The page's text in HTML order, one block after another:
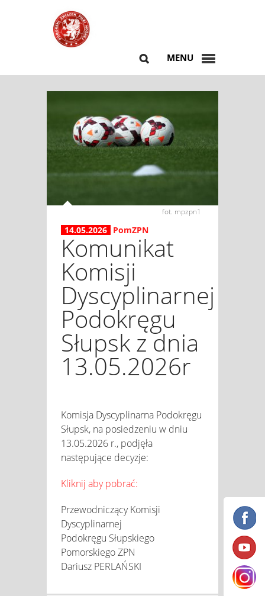
MENU
fot. mpzpn1
14.05.2026 PomZPN
Komunikat
Komisji
Dyscyplinarnej
Podokręgu
Słupsk z dnia
13.05.2026r
Komisja Dyscyplinarna Podokręgu
Słupsk, na posiedzeniu w dniu
13.05.2026 r., podjęła
następujące decyzje:
Kliknij aby pobrać:
Przewodniczący Komisji
Dyscyplinarnej
Podokręgu Słupskiego
Pomorskiego ZPN
Dariusz PERLAŃSKI